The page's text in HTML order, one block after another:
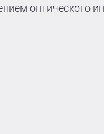
оптического